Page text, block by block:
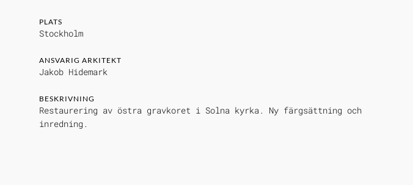
PLATS
Stockholm
ANSVARIG ARKITEKT
Jakob Hidemark
BESKRIVNING
Restaurering av östra gravkoret i Solna kyrka. Ny färgsättning och
inredning.